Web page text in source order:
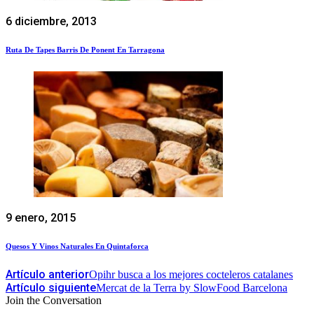
6 diciembre, 2013
Ruta De Tapes Barris De Ponent En Tarragona
9 enero, 2015
Quesos Y Vinos Naturales En Quintaforca
Artículo anteriorOpihr busca a los mejores cocteleros catalanes
Artículo siguienteMercat de la Terra by SlowFood Barcelona
Join the Conversation